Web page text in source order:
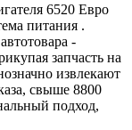
6520 Евро
питания .
-
запчасть на
извлекают
свыше 8800
подход,